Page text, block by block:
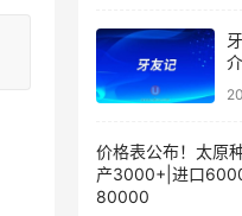
价格表公布！太原
产3000+|进口
80000